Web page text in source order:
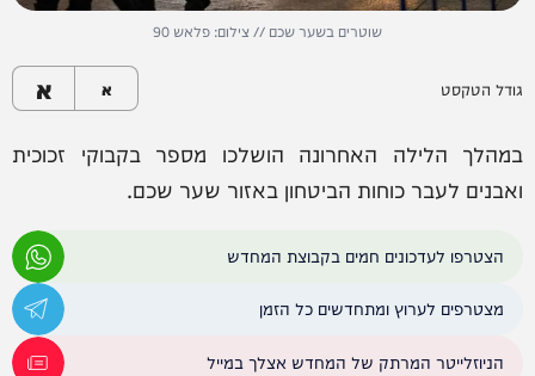
שוטרים בשער שכם // צילום: פלאש 90
גודל הטקסט א א
במהלך הלילה האחרונה הושלכו מספר בקבוקי זכוכית
ואבנים לעבר כוחות הביטחון באזור שער שכם.
הצטרפו לעדכונים חמים בקבוצת המחדש
מצטרפים לערוץ ומתחדשים כל הזמן
הניוזלייטר המרתק של המחדש אצלך במייל